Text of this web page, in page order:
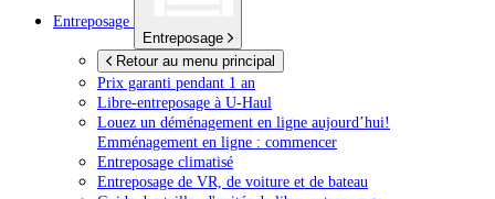
Entreposage
Entreposage
Retour au menu principal
Prix garanti pendant 1 an
Libre-entreposage à U-Haul
Louez un déménagement en ligne aujourd’hui!
Emménagement en ligne : commencer
Entreposage climatisé
Entreposage de VR, de voiture et de bateau